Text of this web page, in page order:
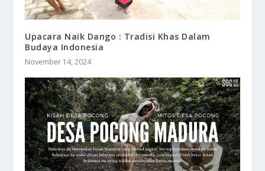
Upacara Naik Dango : Tradisi Khas Dalam
Budaya Indonesia
November 14, 2024